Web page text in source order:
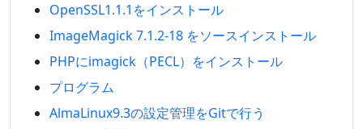
OpenSSL1.1.1をインストール
ImageMagick 7.1.2-18 をソースインストール
PHPにimagick（PECL）をインストール
プログラム
AlmaLinux9.3の設定管理をGitで行う